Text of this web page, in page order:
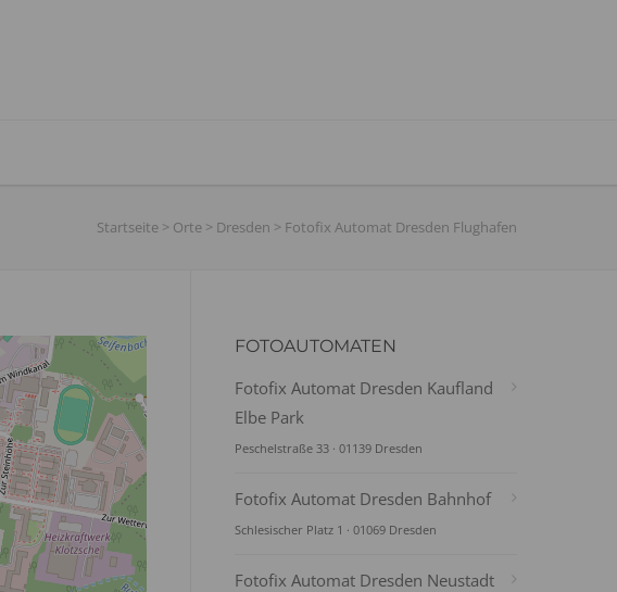
Startseite > Orte > Dresden > Fotofix Automat Dresden Flughafen
FOTOAUTOMATEN
Fotofix Automat Dresden Kaufland
Elbe Park
Peschelstraße 33 · 01139 Dresden
Fotofix Automat Dresden Bahnhof
Schlesischer Platz 1 · 01069 Dresden
Fotofix Automat Dresden Neustadt